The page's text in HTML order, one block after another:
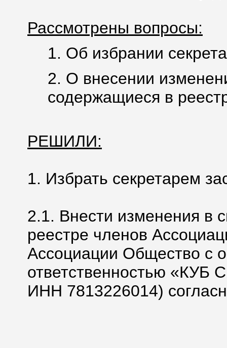
Рассмотрены вопросы:
1. Об избрании
2. О внесении
содержащиеся в
РЕШИЛИ:
1. Избрать секретарем
2.1. Внести изменения в
реестре членов
Ассоциации Общество с
ответственностью «КУБ
ИНН 7813226014)